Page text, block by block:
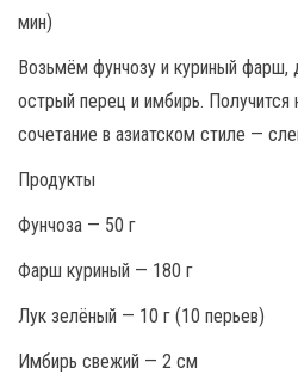
мин)
Возьмём фунчозу и куриный фарш,
острый перец и имбирь. Получится
сочетание в азиатском стиле —
Продукты
Фунчоза — 50 г
Фарш куриный — 180 г
Лук зелёный — 10 г (10 перьев)
Имбирь свежий — 2 см